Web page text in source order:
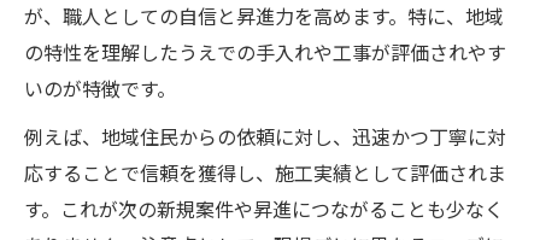
が、職人としての自信と昇進力を高めます。特に、地域
の特性を理解したうえでの手入れや工事が評価されやす
いのが特徴です。
例えば、地域住民からの依頼に対し、迅速かつ丁寧に対
応することで信頼を獲得し、施工実績として評価されま
す。これが次の新規案件や昇進につながることも少なく